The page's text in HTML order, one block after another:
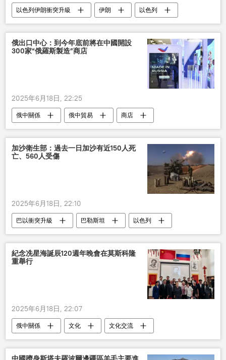
以色列伊朗衝突升級 伊朗
以色列
美國
俄出口中心：到今年底前將在中國開設
300家“俄羅斯製造”商店
2025年6月18日, 22:25
俄中關係 俄中貿易 商店
加沙衛生部：過去一日加沙有近150人死
亡、560人受傷
2025年6月18日, 22:10
巴以衝突升級 巴勒斯坦
以色列
加沙地帶
軍事
紀念冼星海誕辰120週年晚會在莫斯科隆
重舉行
2025年6月18日, 22:07
俄中關係 文化 文化交流